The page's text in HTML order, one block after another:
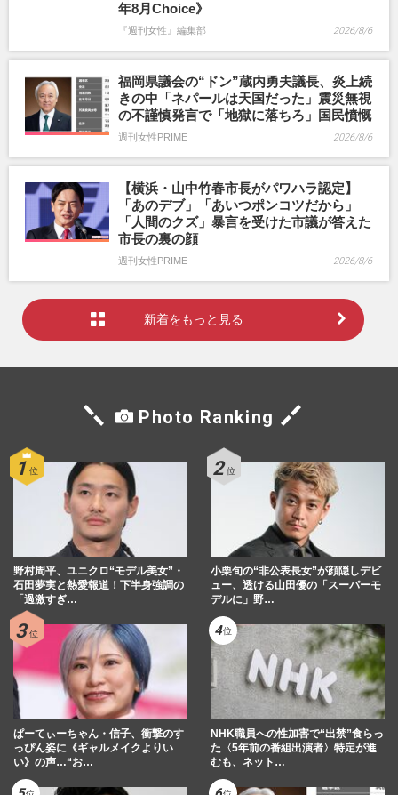
年8月Choice》
『週刊女性』編集部 2026/8/6
福岡県議会の“ドン”蔵内勇夫議長、炎上続
きの中「ネパールは天国だった」震災無視
の不謹慎発言で「地獄に落ちろ」国民憤慨
週刊女性PRIME 2026/8/6
【横浜・山中竹春市長がパワハラ認定】
「あのデブ」「あいつポンコツだから」
「人間のクズ」暴言を受けた市議が答えた
市長の裏の顔
週刊女性PRIME 2026/8/6
新着をもっと見る
Photo Ranking
野村周平、ユニクロ“モデル美女”・
石田夢実と熱愛報道！下半身強調の
「過激すぎ…
小栗旬の“非公表長女”が顔隠しデビ
ュー、透ける山田優の「スーパーモ
デルに」野…
ぱーてぃーちゃん・信子、衝撃のす
っぴん姿に《ギャルメイクよりい
い》の声…“お…
NHK職員への性加害で“出禁”食らっ
た〈5年前の番組出演者〉特定が進
むも、ネット…